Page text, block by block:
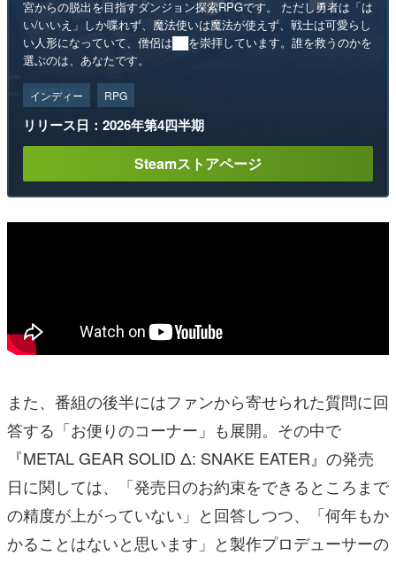
宮からの脱出を目指すダンジョン探索RPGです。 ただし勇者は「は
い/いいえ」しか喋れず、魔法使いは魔法が使えず、戦士は可愛らし
い人形になっていて、僧侶は██を崇拝しています。誰を救うのかを
選ぶのは、あなたです。
インディー RPG
リリース日：2026年第4四半期
Steamストアページ
また、番組の後半にはファンから寄せられた質問に回
答する「お便りのコーナー」も展開。その中で
『METAL GEAR SOLID Δ: SNAKE EATER』の発売
日に関しては、「発売日のお約束をできるところまで
の精度が上がっていない」と回答しつつ、「何年もか
かることはないと思います」と製作プロデューサーの